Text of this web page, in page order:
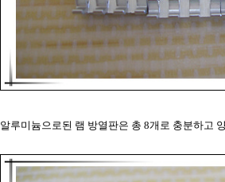
알루미늄으로된 램 방열판은 총 8개로 충분하고